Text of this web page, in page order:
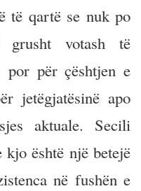
të qartë se nuk po
votash të
por për çështjen e
jetëgjatësinë apo
aktuale. Secili
është një betejë
në fushën e